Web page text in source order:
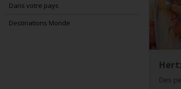
Devenir
membre
Dans votre pays
Destinations Monde
Des